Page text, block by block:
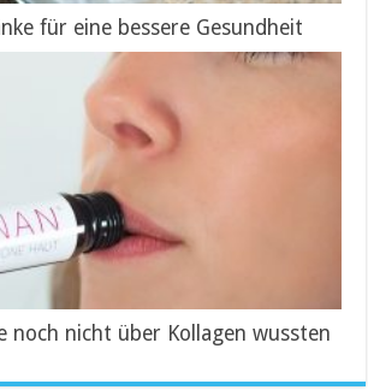
für eine bessere Gesundheit
noch nicht über Kollagen wussten